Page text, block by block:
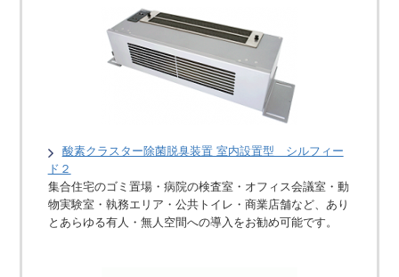
酸素クラスター除菌脱臭装置 室内設置型 シルフィー
ド２
集合住宅のゴミ置場・病院の検査室・オフィス会議室・動
物実験室・執務エリア・公共トイレ・商業店舗など、あり
とあらゆる有人・無人空間への導入をお勧め可能です。